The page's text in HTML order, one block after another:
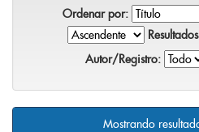
Ordenar por:
Autor/Registro:
Mostrando